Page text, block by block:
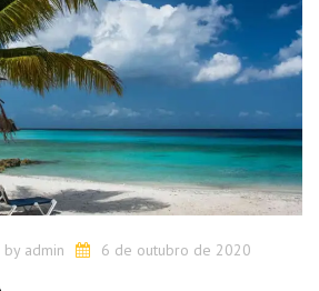
by admin 6 de outubro de 2020